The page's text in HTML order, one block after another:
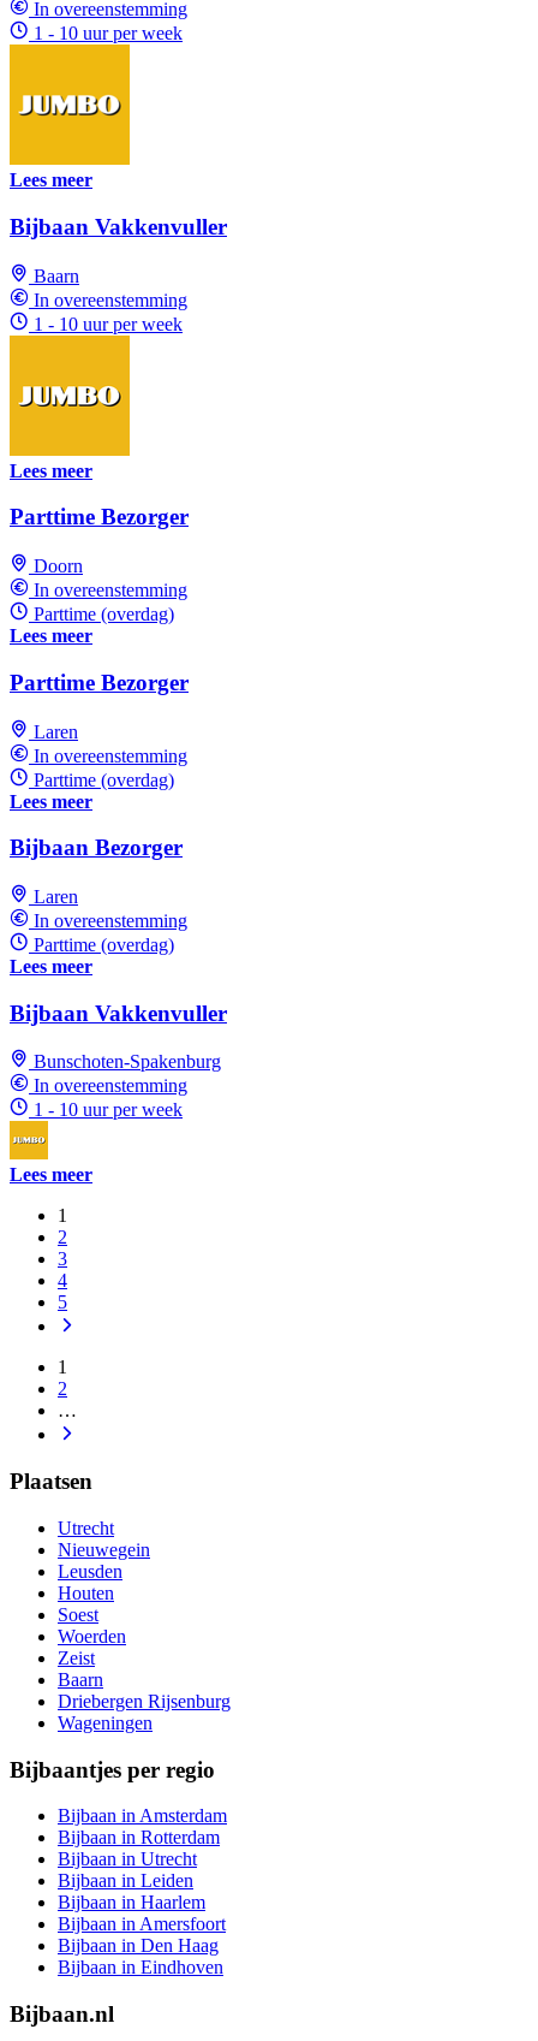
In overeenstemming
1 - 10 uur per week
Lees meer
Bijbaan Vakkenvuller
Baarn
In overeenstemming
1 - 10 uur per week
Lees meer
Parttime Bezorger
Doorn
In overeenstemming
Parttime (overdag)
Lees meer
Parttime Bezorger
Laren
In overeenstemming
Parttime (overdag)
Lees meer
Bijbaan Bezorger
Laren
In overeenstemming
Parttime (overdag)
Lees meer
Bijbaan Vakkenvuller
Bunschoten-Spakenburg
In overeenstemming
1 - 10 uur per week
Lees meer
1
2
3
4
5
1
2
…
Plaatsen
Utrecht
Nieuwegein
Leusden
Houten
Soest
Woerden
Zeist
Baarn
Driebergen Rijsenburg
Wageningen
Bijbaantjes per regio
Bijbaan in Amsterdam
Bijbaan in Rotterdam
Bijbaan in Utrecht
Bijbaan in Leiden
Bijbaan in Haarlem
Bijbaan in Amersfoort
Bijbaan in Den Haag
Bijbaan in Eindhoven
Bijbaan.nl